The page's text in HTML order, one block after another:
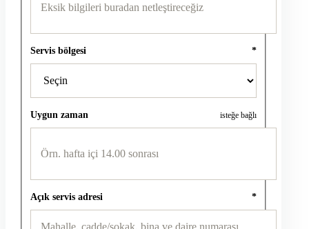
Servis bölgesi *
Uygun zaman isteğe bağlı
Açık servis adresi *